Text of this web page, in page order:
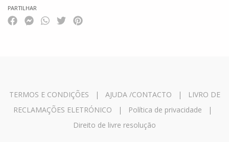
PARTILHAR
TERMOS E CONDIÇÕES | AJUDA /CONTACTO |
LIVRO DE
RECLAMAÇÕES ELETRÓNICO | Política de privacidade |
Direito de livre resolução